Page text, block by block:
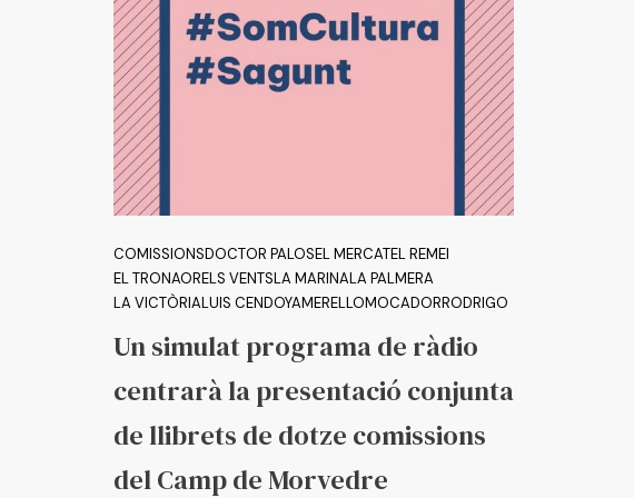
COMISSIONSDOCTOR PALOSEL MERCATEL REMEI
EL TRONAORELS VENTSLA MARINALA PALMERA
LA VICTÒRIALUIS CENDOYAMERELLOMOCADORRODRIGO
Un simulat programa de ràdio
centrarà la presentació conjunta
de llibrets de dotze comissions
del Camp de Morvedre